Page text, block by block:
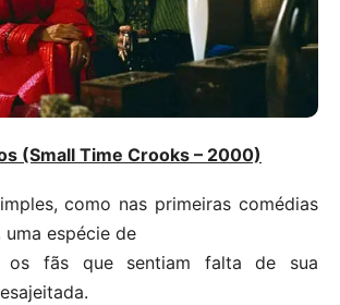
(Small Time Crooks – 2000)
como nas primeiras comédias
espécie de
os fãs que sentiam falta de sua